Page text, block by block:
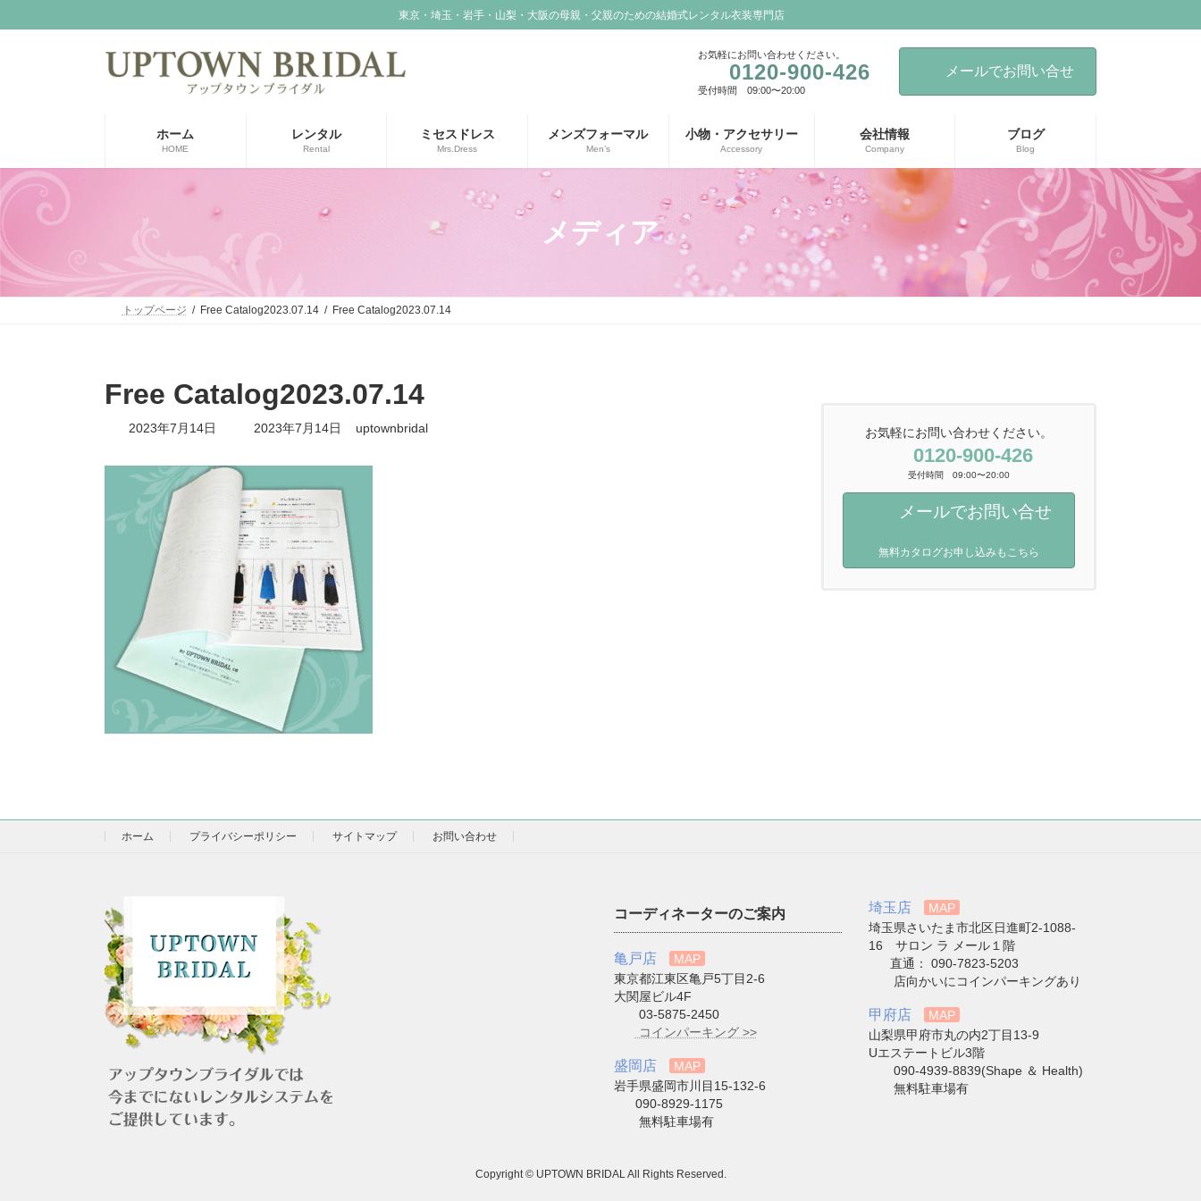
ン
プ
ビ
動
東京・埼玉・岩手・山梨・大阪の母親・父親のための結婚式レンタル衣装専門店
お気軽にお問い合わせください。
0120-900-426
受付時間 09:00〜20:00
メールでお問い合せ
ホーム
HOME
レンタル
Rental
ミセスドレス
Mrs.Dress
メンズフォーマル
Men’s
小物・アクセサリー
Accessory
会社情報
Company
ブログ
Blog
メディア
トップページ Free Catalog2023.07.14 Free Catalog2023.07.14
Free Catalog2023.07.14
2023年7月14日
最
日
時
:
2023年7月14日 uptownbridal お気軽にお問い合わせください。
0120-900-426
受付時間 09:00〜20:00
メールでお問い合せ
無料カタログお申し込みもこちら
ホーム プライバシーポリシー サイトマップ お問い合わせ
コーディネーターのご案内
亀戸店
MAP
東京都江東区亀戸5丁目2-6
大関屋ビル4F
03-5875-2450
コインパーキング >>
盛岡店
MAP
岩手県盛岡市川目15-132-6
090-8929-1175
無料駐車場有
埼玉店
MAP
埼玉県さいたま市北区日進町2-1088-
16 サロン ラ メール１階
直通： 090-7823-5203
店向かいにコインパーキングあり
甲府店
MAP
山梨県甲府市丸の内2丁目13-9
Uエステートビル3階
090-4939-8839(Shape ＆ Health)
無料駐車場有
Copyright © UPTOWN BRIDAL All Rights Reserved.